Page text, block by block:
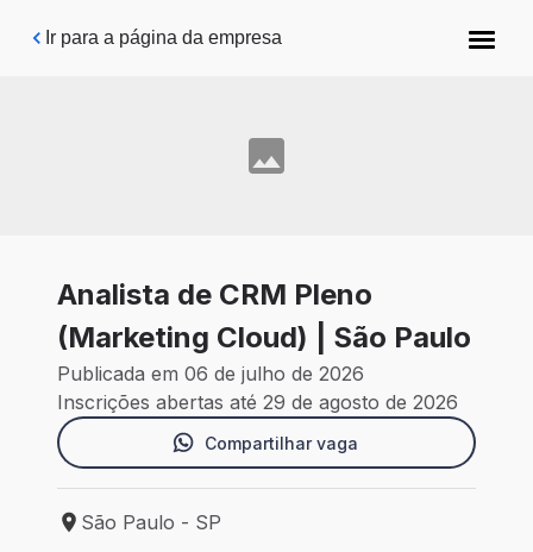
Pular para o conteúdo principal
Ir para a página da empresa
Analista de CRM Pleno
(Marketing Cloud) | São Paulo
Publicada em 06 de julho de 2026
Inscrições abertas até 29 de agosto de 2026
Compartilhar vaga
Local de trabalho: São Paulo - SP
São Paulo - SP